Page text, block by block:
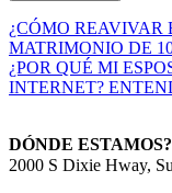
¿CÓMO REAVIVAR
MATRIMONIO DE
¿POR QUÉ MI
INTERNET?
DÓNDE ESTAMOS?
2000 S Dixie Hway,